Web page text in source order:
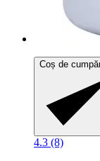
Coș de
4.3 (8)